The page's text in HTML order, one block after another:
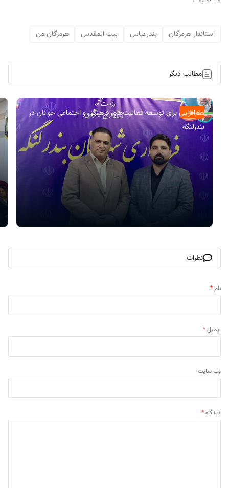
استاندار هرمزگان بندرعباس بیت المقدس هرمزگان من
مطالب دیگر
اجتماعی
هم‌افزایی برای توسعه فعالیت‌های فرهنگی و اجتماعی جوانان در
بندرلنگه
نظرات
نام*
ایمیل*
وب‌ سایت
دیدگاه*